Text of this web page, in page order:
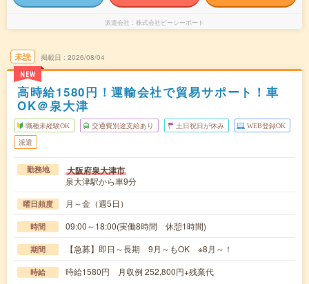
派遣会社 株式会社ピーシーポート
未読
NEW
掲載日 2026/08/04
高時給1580円！運輸会社で貿易サポート！車
OK＠泉大津
職種未経験OK 交通費別途支給あり 土日祝日が休み WEB登録OK
派遣
勤務地 大阪府泉大津市
泉大津駅から車9分
曜日頻度 月～金（週5日）
時間 09:00～18:00(実働8時間 休憩1時間)
期間 【急募】即日～長期 9月～もOK ※8月～！
時給 時給1580円 月収例 252,800円+残業代